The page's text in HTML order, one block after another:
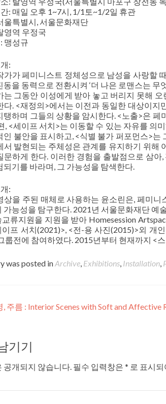
: 매일 오후 1~7시, 1/1토~1/2일 휴관
울특별시, 서울문화재단
영역 우정국
맹성규
:
가가 페미니스트 정체성으로 남성을 사랑할
동을 동력으로 전환시켜 ‘더 나은 로맨스는
는 그동안 이성에게 받아 놓고 버리지 못해
다. <재정의>에서는 이전과 동일한 대상이
탱하며 그들의 상황을 암시한다. <노출>은 페
, <세이프 서치>는 이동할 수 있는 자유를 의
인 불안을 표시하고, <식별 불가 퍼포먼스>
서 발현되는 주체성은 관계를 유지하기 위해
문하게 한다. 이러한 경험을 출발점으로 삼
되기를 바라며, 그 가능성을 탐색한다.
:
상을 주된 매체로 사용하는 윤소린은, 페미
가능성을 탐구한다. 2021년 서울문화재단
류지원을 지원을 받아 Homesession
이프 서치(2021)>, <전-용 사진(2015)>외 개
룹전에 참여하였다. 2015년부터 현재까지 <
was posted inArchive, Exhibitions, Installation,
navigation
, 주름 : Interior Scenes with Soft and Affective
기기
공개되지 않습니다. 필수 입력창은 * 로 표시